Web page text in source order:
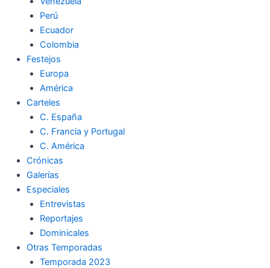
Perú
Ecuador
Colombia
Festejos
Europa
América
Carteles
C. España
C. Francia y Portugal
C. América
Crónicas
Galerías
Especiales
Entrevistas
Reportajes
Dominicales
Otras Temporadas
Temporada 2023